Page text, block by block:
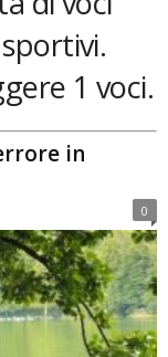
1 voci.
in
0